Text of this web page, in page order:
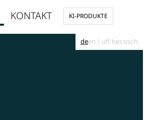
deen | uff hessisch
KONTAKT KI-PRODUKTE